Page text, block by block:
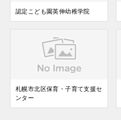
認定こども園英伸幼稚学院
札幌市北区保育・子育て支援セ
ンター